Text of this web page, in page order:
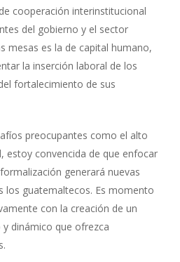
cooperación interinstitucional
del gobierno y el sector
mesas es la de capital humano,
la inserción laboral de los
fortalecimiento de sus
preocupantes como el alto
estoy convencida de que enfocar
generará nuevas
los guatemaltecos. Es momento
con la creación de un
dinámico que ofrezca